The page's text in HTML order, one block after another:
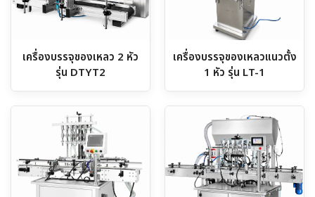
เครื่องบรรจุของเหลว 2 หัว
รุ่น DTYT2
เครื่องบรรจุของเหลวแนวตั้ง
1 หัว รุ่น LT-1